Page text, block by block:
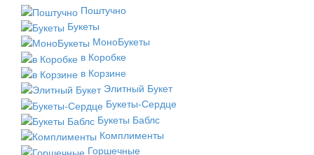
Поштучно
Букеты
МоноБукеты
в Коробке
в Корзине
Элитный Букет
Букеты-Сердце
Букеты Баблс
Комплименты
Горшечные